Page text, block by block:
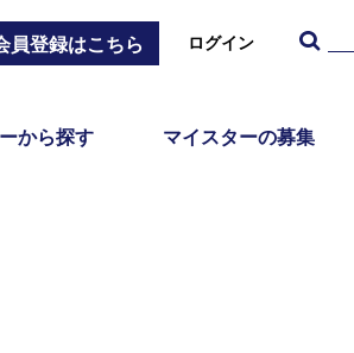
員登録はこちら ログイン
から探す マイスターの募集